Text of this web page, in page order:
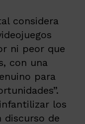
considera
ni peor que
con una
para
los
discurso de